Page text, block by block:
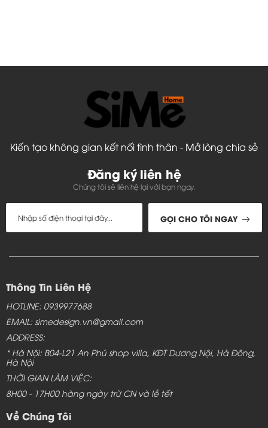
Kiến tạo không gian kết nối tình thân - Mở lòng chia sẻ
Đăng ký liên hệ
Chúng tôi sẽ liên hệ lại với bạn ngay.
GỌI CHO TÔI NGAY
Thông Tin Liên Hệ
HOTLINE: 0939977688
EMAIL: simedesign.vn@gmail.com
ADDRESS:
* Hà Nội: B04-L21 An Phú shop villa, KĐT Dương Nội, Hà Đông,
Hà Nội
THỜI GIAN LÀM VIỆC:
8H00 - 17H00 hàng ngày trừ CN và lễ tết
Về Chúng Tôi